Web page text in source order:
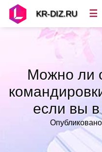
Можно ли
если вы в
KR-DIZ.RU ☰
Топ новостей »
Рубрики »
»